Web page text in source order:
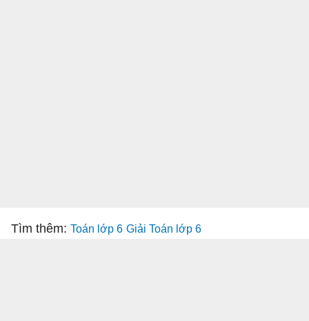
Tìm thêm: Toán lớp 6 Giải Toán lớp 6